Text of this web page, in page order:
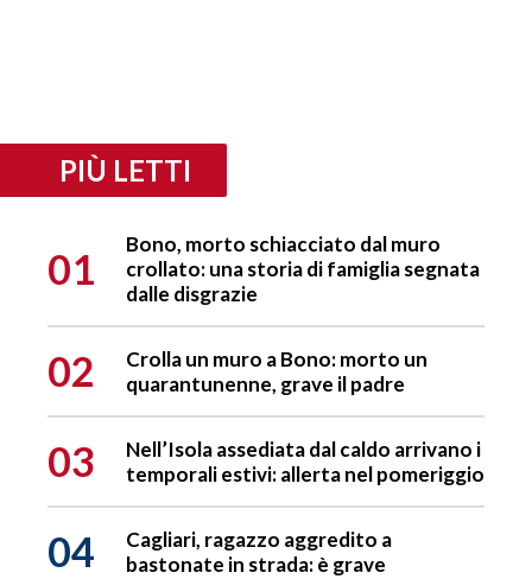
PIÙ LETTI
01
Bono, morto schiacciato dal muro
crollato: una storia di famiglia segnata
dalle disgrazie
02
Crolla un muro a Bono: morto un
quarantunenne, grave il padre
03
Nell’Isola assediata dal caldo arrivano i
temporali estivi: allerta nel pomeriggio
04
Cagliari, ragazzo aggredito a
bastonate in strada: è grave